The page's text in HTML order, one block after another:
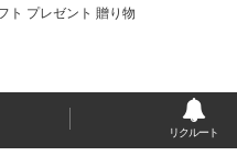
ト プレゼント 贈り物
リクルート